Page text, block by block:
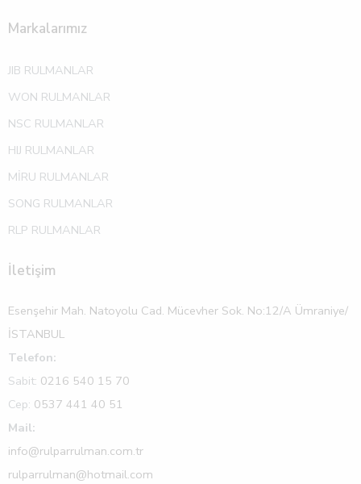
Markalarımız
JIB RULMANLAR
WON RULMANLAR
NSC RULMANLAR
HIJ RULMANLAR
MİRU RULMANLAR
SONG RULMANLAR
RLP RULMANLAR
İletişim
Esenşehir Mah. Natoyolu Cad. Mücevher Sok. No:12/A Ümraniye/
İSTANBUL
Telefon:
Sabit: 0216 540 15 70
Cep: 0537 441 40 51
Mail:
info@rulparrulman.com.tr
rulparrulman@hotmail.com